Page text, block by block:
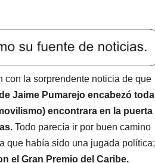
con la sorprendente noticia de que
Jaime Pumarejo encabezó toda
encontrara en la puerta
Todo parecía ir por buen camino
que había sido una jugada política;
el Gran Premio del Caribe.